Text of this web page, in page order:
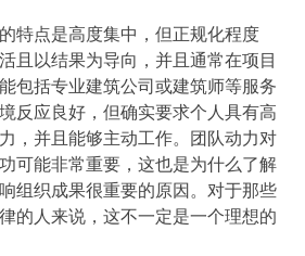
特点是高度集中，但正规化程度
且以结果为导向，并且通常在项目
包括专业建筑公司或建筑师等服务
反应良好，但确实要求个人具有高
，并且能够主动工作。团队动力对
可能非常重要，这也是为什么了解
组织成果很重要的原因。对于那些
的人来说，这不一定是一个理想的